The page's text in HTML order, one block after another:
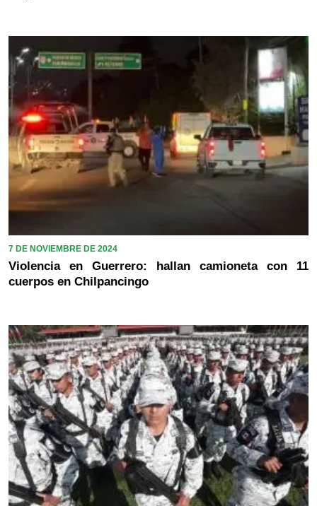
7 DE NOVIEMBRE DE 2024
Violencia en Guerrero: hallan camioneta con 11
cuerpos en Chilpancingo